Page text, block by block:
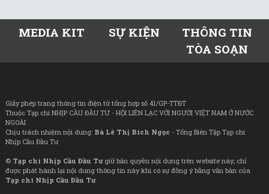
MEDIA KIT SỰ KIỆN
THÔNG TIN
TÒA SOẠN
Giấy phép trang thông tin điện tử tổng hợp số 41/GP-TTĐT
Thuộc Tạp chí NHỊP CẦU ĐẦU TƯ - HỘI LIÊN LẠC VỚI NGƯỜI VIỆT NAM Ở NƯỚC
NGOÀI
Chịu trách nhiệm nội dung: Bà Lê Thị Bích Ngọc - Tổng Biên Tập Tạp chí
Nhịp Cầu Đầu Tư
© Tạp chí Nhịp Cầu Đầu Tưgiữ bản quyền nội dung trên website này; chỉ
được phát hành lại nội dung thông tin này khi có sự đồng ý bằng văn bản của
Tạp chí Nhịp Cầu Đầu Tư